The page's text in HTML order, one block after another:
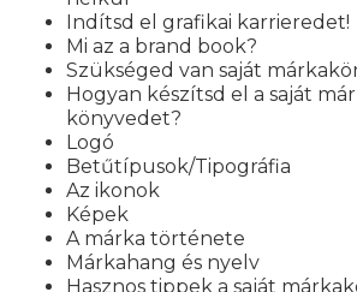
Indítsd el grafikai karrieredet!
Mi az a brand book?
Szükséged van saját
Hogyan készítsd el a saját
könyvedet?
Logó
Betűtípusok/Tipográfia
Az ikonok
Képek
A márka története
Márkahang és nyelv
Hasznos tippek a saját